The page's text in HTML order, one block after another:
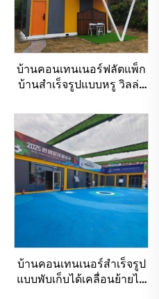
บ้านคอนเทนเนอร์ฟลัตแพ็ก
บ้านสำเร็จรูปแบบหรู วิลล่า
งานแสดงสินค้า
บ้านคอนเทนเนอร์สำเร็จรูป
แบบพับเก็บได้เคลื่อนย้ายได้